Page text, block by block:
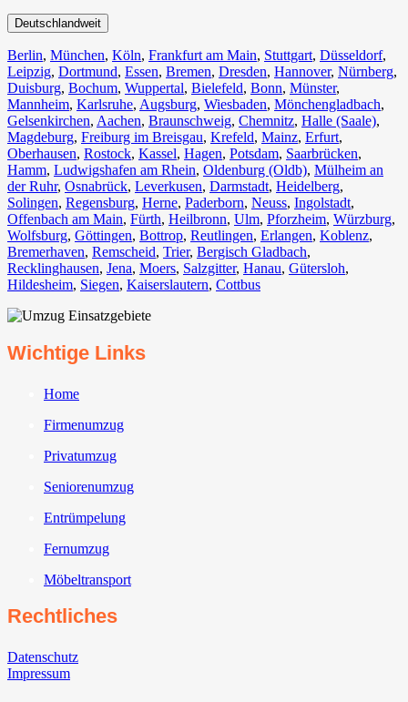
Deutschlandweit
Berlin⁠, München, Köln⁠, Frankfurt am Main, Stuttgart, Düsseldorf,
Leipzig, Dortmund, Essen, Bremen, Dresden, Hannover, Nürnberg,
Duisburg⁠, Bochum, Wuppertal⁠, Bielefeld⁠, Bonn⁠, Münster⁠,
Mannheim, Karlsruhe, Augsburg, Wiesbaden⁠, Mönchengladbach⁠,
Gelsenkirchen⁠, Aachen⁠, Braunschweig, Chemnitz⁠, Halle (Saale)⁠,
Magdeburg, Freiburg im Breisgau⁠, Krefeld⁠, Mainz⁠, Erfurt,
Oberhausen⁠, Rostock⁠, Kassel⁠, Hagen, Potsdam, Saarbrücken⁠,
Hamm, Ludwigshafen am Rhein⁠, Oldenburg (Oldb), Mülheim an
der Ruhr, Osnabrück⁠, Leverkusen, Darmstadt⁠, Heidelberg,
Solingen, Regensburg, Herne⁠, Paderborn, Neuss, Ingolstadt,
Offenbach am Main, Fürth⁠, Heilbronn, Ulm⁠, Pforzheim, Würzburg,
Wolfsburg⁠, Göttingen, Bottrop, Reutlingen, Erlangen⁠, Koblenz,
Bremerhaven⁠, Remscheid, Trier⁠, Bergisch Gladbach,
Recklinghausen, Jena⁠, Moers⁠, Salzgitter⁠, Hanau, Gütersloh,
Hildesheim⁠, Siegen⁠, Kaiserslautern⁠, Cottbus⁠
Wichtige Links
Home
Firmenumzug
Privatumzug
Seniorenumzug
Entrümpelung
Fernumzug
Möbeltransport
Rechtliches
Datenschutz
Impressum